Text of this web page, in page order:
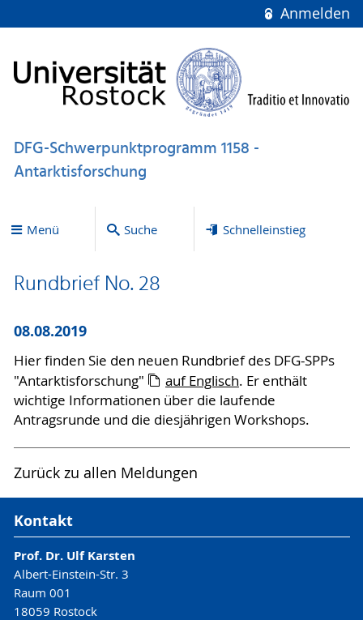
Anmelden
DFG-Schwerpunktprogramm 1158 -
Antarktisforschung
Menü Suche Schnelleinstieg
Rundbrief No. 28
08.08.2019
Hier finden Sie den neuen Rundbrief des DFG-SPPs
"Antarktisforschung"
auf Englisch. Er enthält
wichtige Informationen über die laufende
Antragsrunde und die diesjährigen Workshops.
Zurück zu allen Meldungen
Kontakt
Prof. Dr. Ulf Karsten
Albert-Einstein-Str. 3
Raum 001
18059 Rostock